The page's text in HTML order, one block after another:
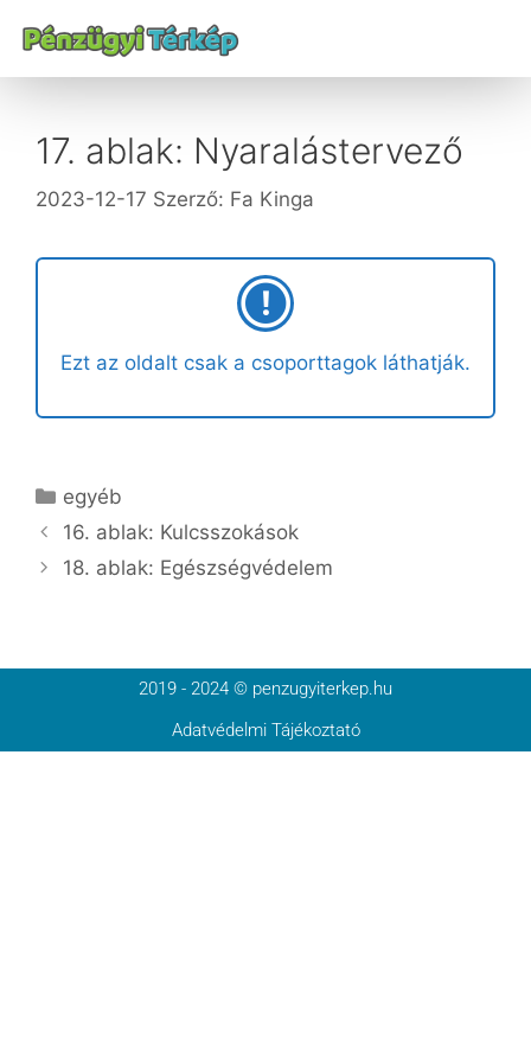
17. ablak: Nyaralástervező
2023-12-17 Szerző: Fa Kinga
Ezt az oldalt csak a csoporttagok láthatják.
egyéb
16. ablak: Kulcsszokások
18. ablak: Egészségvédelem
2019 - 2024 © penzugyiterkep.hu
Adatvédelmi Tájékoztató